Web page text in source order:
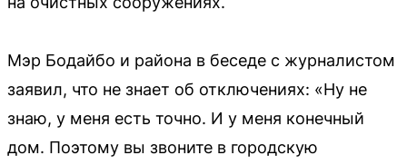
Мэр Бодайбо и района в беседе с журналистом
заявил, что не знает об отключениях: «Ну не
знаю, у меня есть точно. И у меня конечный
дом. Поэтому вы звоните в городскую